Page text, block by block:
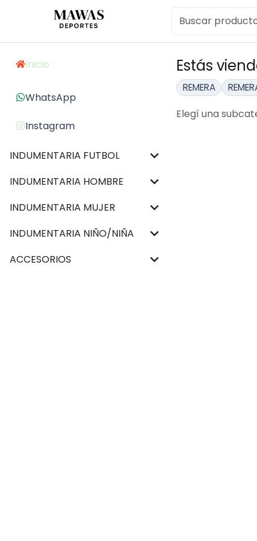
Inicio
WhatsApp
Instagram
INDUMENTARIA FUTBOL
INDUMENTARIA HOMBRE
INDUMENTARIA MUJER
INDUMENTARIA NIÑO/NIÑA
ACCESORIOS
Estás
REMERA
Elegí una